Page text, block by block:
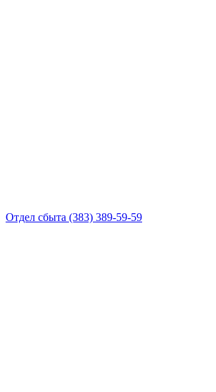
Отдел сбыта (383) 389-59-59